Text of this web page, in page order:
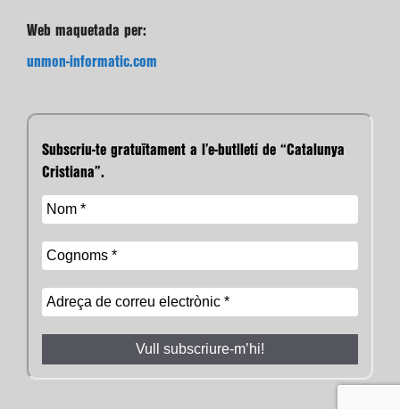
Web maquetada per:
unmon-informatic.com
Subscriu-te gratuïtament a l’e-butlletí de “Catalunya
Cristiana”.